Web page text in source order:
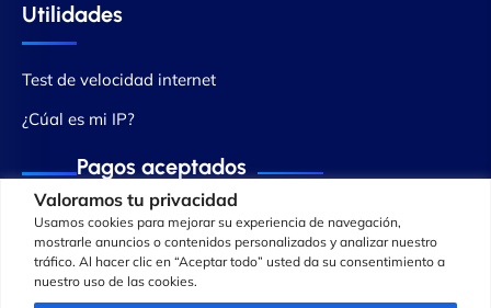
Valoramos tu privacidad
Usamos cookies para mejorar su experiencia de navegación,
mostrarle anuncios o contenidos personalizados y analizar nuestro
tráfico. Al hacer clic en “Aceptar todo” usted da su consentimiento a
nuestro uso de las cookies.
Utilidades
Test de velocidad internet
¿Cúal es mi IP?
Pagos aceptados